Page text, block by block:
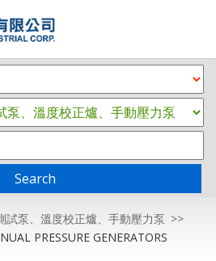
Search
試泵、溫度校正爐、手動壓力泵
PRESSURE GENERATORS